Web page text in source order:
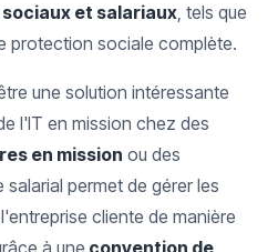
et salariaux, tels que
protection sociale complète.
une solution intéressante
l'IT en mission chez des
en mission ou des
salarial permet de gérer les
cliente de manière
à une convention de